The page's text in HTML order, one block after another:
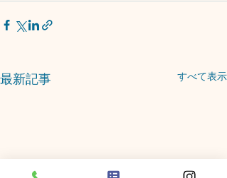
最新記事 すべて表示